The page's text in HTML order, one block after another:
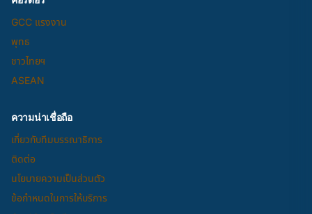
GCC แรงงาน
พุทธ
ชาวไทยฯ
ASEAN
ความน่าเชื่อถือ
เกี่ยวกับทีมบรรณาธิการ
ติดต่อ
นโยบายความเป็นส่วนตัว
ข้อกำหนดในการให้บริการ